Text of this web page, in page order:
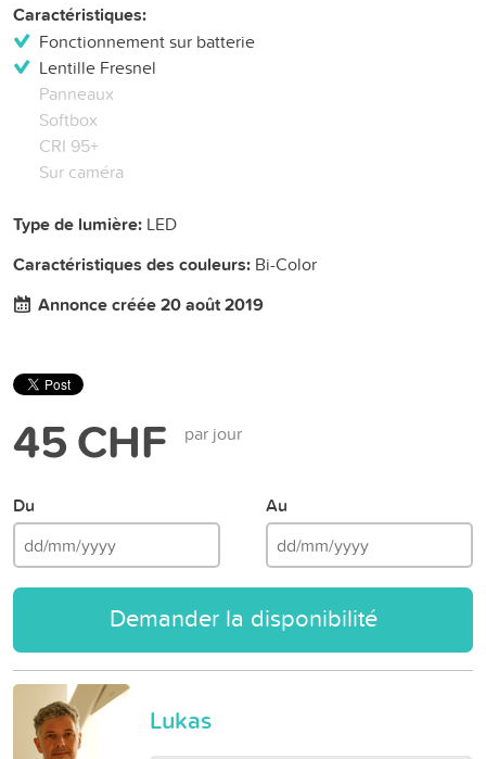
Caractéristiques:
Fonctionnement sur batterie
Lentille Fresnel
Panneaux
Softbox
CRI 95+
Sur caméra
Type de lumière: LED
Caractéristiques des couleurs: Bi-Color
Annonce créée 20 août 2019
45 CHF par jour
Du Au
Demander la disponibilité
Lukas